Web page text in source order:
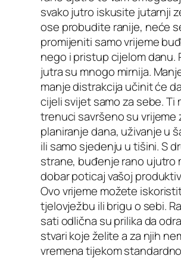
svako jutro iskusite jutarnji
ose probudite ranije, neće
promijeniti samo vrijeme
nego i pristup cijelom danu.
jutra su mnogo mirnija.
manje distrakcija učinit će
cijeli svijet samo za sebe. Ti
trenuci savršeno su vrijeme
planiranje dana, uživanje u
ili samo sjedenju u tišini. S
strane, buđenje rano ujutro
dobar poticaj vašoj
Ovo vrijeme možete
tjelovježbu ili brigu o sebi.
sati odlična su prilika da
stvari koje želite a za njih
vremena tijekom